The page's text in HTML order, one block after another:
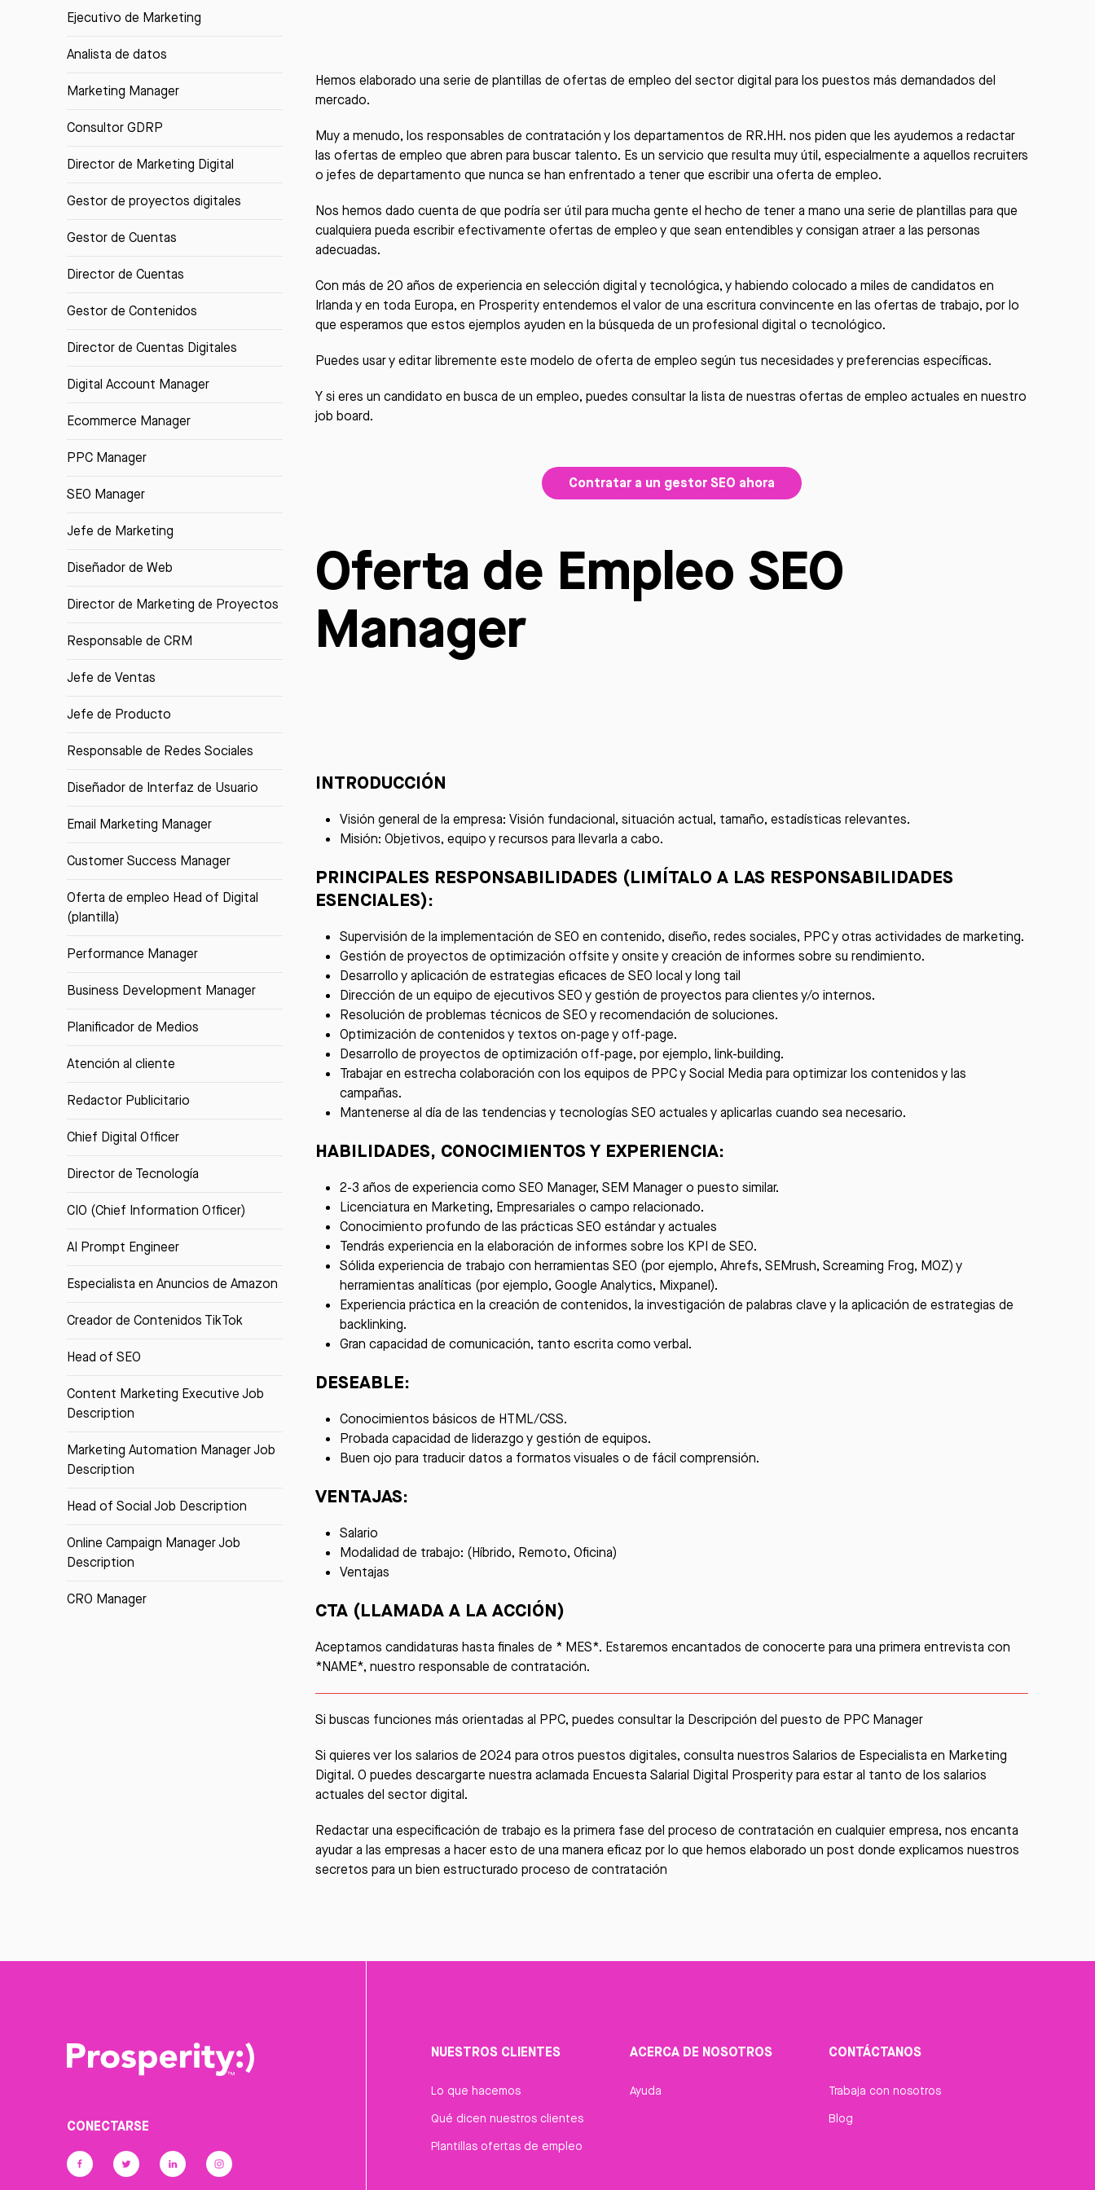
Ejecutivo de Marketing
Analista de datos
Marketing Manager
Consultor GDRP
Director de Marketing Digital
Gestor de proyectos digitales
Gestor de Cuentas
Director de Cuentas
Gestor de Contenidos
Director de Cuentas Digitales
Digital Account Manager
Ecommerce Manager
PPC Manager
SEO Manager
Jefe de Marketing
Diseñador de Web
Director de Marketing de Proyectos
Responsable de CRM
Jefe de Ventas
Jefe de Producto
Responsable de Redes Sociales
Diseñador de Interfaz de Usuario
Email Marketing Manager
Customer Success Manager
Oferta de empleo Head of Digital
(plantilla)
Performance Manager
Business Development Manager
Planificador de Medios
Atención al cliente
Redactor Publicitario
Chief Digital Officer
Director de Tecnología
CIO (Chief Information Officer)
AI Prompt Engineer
Especialista en Anuncios de Amazon
Creador de Contenidos TikTok
Head of SEO
Content Marketing Executive Job
Description
Marketing Automation Manager Job
Description
Head of Social Job Description
Online Campaign Manager Job
Description
CRO Manager
Hemos elaborado una serie de plantillas de ofertas de empleo del sector digital para los puestos más demandados del
mercado.
Muy a menudo, los responsables de contratación y los departamentos de RR.HH. nos piden que les ayudemos a redactar
las ofertas de empleo que abren para buscar talento. Es un servicio que resulta muy útil, especialmente a aquellos recruiters
o jefes de departamento que nunca se han enfrentado a tener que escribir una oferta de empleo.
Nos hemos dado cuenta de que podría ser útil para mucha gente el hecho de tener a mano una serie de plantillas para que
cualquiera pueda escribir efectivamente ofertas de empleo y que sean entendibles y consigan atraer a las personas
adecuadas.
Con más de 20 años de experiencia en selección digital y tecnológica, y habiendo colocado a miles de candidatos en
Irlanda y en toda Europa, en Prosperityentendemos el valor de una escritura convincente en las ofertas de trabajo, por lo
que esperamos que estos ejemplos ayuden en la búsqueda de un profesional digital o tecnológico.
Puedes usar y editar libremente este modelo de oferta de empleo según tus necesidades y preferencias específicas.
Y si eres un candidato en busca de un empleo, puedes consultar la lista de nuestras ofertas de empleo actuales en nuestro
job board.
Contratar a un gestor SEO ahora
Oferta de Empleo SEO
Manager
INTRODUCCIÓN
Visión general de la empresa: Visión fundacional, situación actual, tamaño, estadísticas relevantes.
Misión: Objetivos, equipo y recursos para llevarla a cabo.
PRINCIPALES RESPONSABILIDADES (LIMÍTALO A LAS RESPONSABILIDADES
ESENCIALES):
Supervisión de la implementación de SEO en contenido, diseño, redes sociales, PPC y otras actividades de marketing.
Gestión de proyectos de optimización offsite y onsite y creación de informes sobre su rendimiento.
Desarrollo y aplicación de estrategias eficaces de SEO local y long tail
Dirección de un equipo de ejecutivos SEO y gestión de proyectos para clientes y/o internos.
Resolución de problemas técnicos de SEO y recomendación de soluciones.
Optimización de contenidos y textos on-page y off-page.
Desarrollo de proyectos de optimización off-page, por ejemplo, link-building.
Trabajar en estrecha colaboración con los equipos de PPC y Social Media para optimizar los contenidos y las
campañas.
Mantenerse al día de las tendencias y tecnologías SEO actuales y aplicarlas cuando sea necesario.
HABILIDADES, CONOCIMIENTOS Y EXPERIENCIA:
2-3 años de experiencia como SEO Manager, SEM Manager o puesto similar.
Licenciatura en Marketing, Empresariales o campo relacionado.
Conocimiento profundo de las prácticas SEO estándar y actuales
Tendrás experiencia en la elaboración de informes sobre los KPI de SEO.
Sólida experiencia de trabajo con herramientas SEO (por ejemplo, Ahrefs, SEMrush, Screaming Frog, MOZ) y
herramientas analíticas (por ejemplo, Google Analytics, Mixpanel).
Experiencia práctica en la creación de contenidos, la investigación de palabras clave y la aplicación de estrategias de
backlinking.
Gran capacidad de comunicación, tanto escrita como verbal.
DESEABLE:
Conocimientos básicos de HTML/CSS.
Probada capacidad de liderazgo y gestión de equipos.
Buen ojo para traducir datos a formatos visuales o de fácil comprensión.
VENTAJAS:
Salario
Modalidad de trabajo: (Híbrido, Remoto, Oficina)
Ventajas
CTA (LLAMADA A LA ACCIÓN)
Aceptamos candidaturas hasta finales de * MES*. Estaremos encantados de conocerte para una primera entrevista con
*NAME*, nuestro responsable de contratación.
Si buscas funciones más orientadas al PPC, puedes consultar la Descripción del puesto de PPC Manager
Si quieres ver los salarios de 2024 para otros puestos digitales, consulta nuestros Salarios de Especialista en Marketing
Digital. O puedes descargarte nuestra aclamada Encuesta Salarial Digital Prosperitypara estar al tanto de los salarios
actuales del sector digital.
Redactar una especificación de trabajo es la primera fase del proceso de contratación en cualquier empresa, nos encanta
ayudar a las empresas a hacer esto de una manera eficaz por lo que hemos elaborado un post donde explicamos nuestros
secretos para un bien estructurado proceso de contratación
CONECTARSE
NUESTROS CLIENTES
Lo que hacemos
Qué dicen nuestros clientes
Plantillas ofertas de empleo
ACERCA DE NOSOTROS
Ayuda
CONTÁCTANOS
Trabaja con nosotros
Blog